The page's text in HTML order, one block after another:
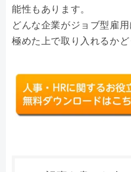
能性もあります。
どんな企業がジョブ型雇
極めた上で取り入れるかど